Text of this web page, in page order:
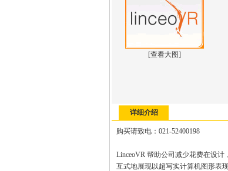
[查看大图]
详细介绍
购买请致电：021-52400198
LinceoVR 帮助公司减少花费在设
互式地展现以超写实计算机图形表